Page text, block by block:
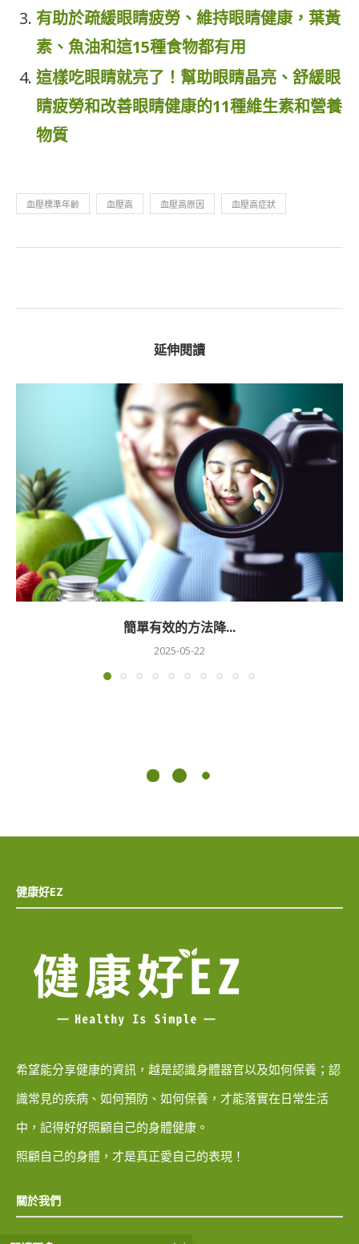
有助於疏緩眼睛疲勞、維持眼睛健康，葉黃
素、魚油和這15種食物都有用
這樣吃眼睛就亮了！幫助眼睛晶亮、舒緩眼
睛疲勞和改善眼睛健康的11種維生素和營養
物質
血壓標準年齡 血壓高 血壓高原因 血壓高症狀
延伸閱讀
簡單有效的方法降...
2025-05-22
健康好EZ
希望能分享健康的資訊，越是認識身體器官以及如何保養；認
識常見的疾病、如何預防、如何保養，才能落實在日常生活
中，記得好好照顧自己的身體健康。
照顧自己的身體，才是真正愛自己的表現！
關於我們